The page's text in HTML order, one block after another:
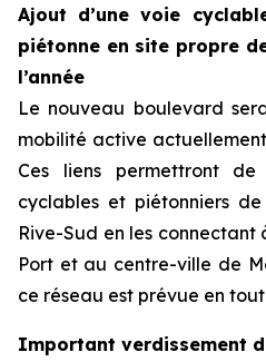
Ajout d’une voie
piétonne en site propre
l’année
Le nouveau boulevard
mobilité active
Ces liens permettront
cyclables et piétonniers
Rive-Sud en les
Port et au centre-ville de
ce réseau est prévue en
Important verdissement